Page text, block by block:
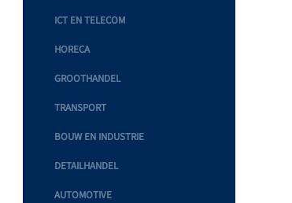
ICT EN TELECOM
HORECA
GROOTHANDEL
TRANSPORT
BOUW EN INDUSTRIE
DETAILHANDEL
AUTOMOTIVE